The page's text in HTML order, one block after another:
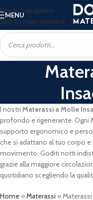
Skip to navigation
Skip to main content
MENU
I nostri Materassi a Molle
profondo e rigenerante. Ogni
supporto ergonomico e
che si adattano al tuo corpo
movimento. Goditi notti
grazie alla maggiore
quotidiano scegliendo la
Home »Materassi »